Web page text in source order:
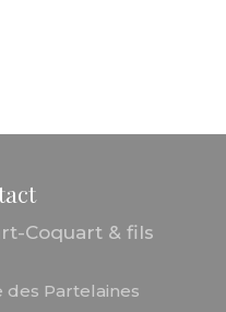
Coquart & fils
des Partelaines